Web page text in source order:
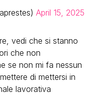
April 15, 2025
vedi che si stanno
che non
se non mi fa nessun
di mettersi in
lavorativa